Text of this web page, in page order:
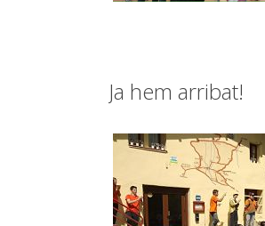
Ja hem arribat!